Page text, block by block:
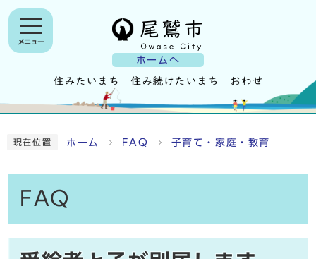
ホームへ
メニュー
現在位置 ホーム FAQ 子育て・家庭・教育
FAQ